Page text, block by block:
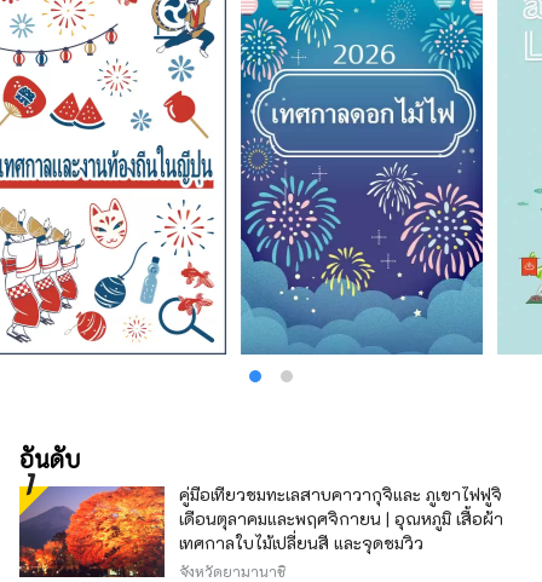
อันดับ
คู่มือเที่ยวชมทะเลสาบคาวากุจิและ ภูเขาไฟฟูจิ
เดือนตุลาคมและพฤศจิกายน | อุณหภูมิ เสื้อผ้า
เทศกาลใบไม้เปลี่ยนสี และจุดชมวิว
จังหวัดยามานาชิ